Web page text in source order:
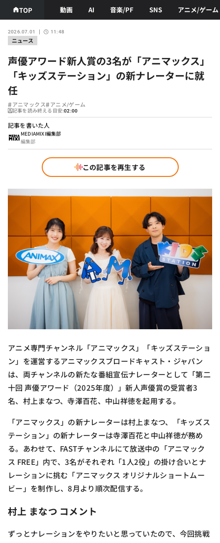
TOP 動画 AI 音楽/PF SNS アニメ/ゲーム
ニュース
2026.07.01 11:48
声優アワード新人賞の3名が「アニマックス」
「キッズステーション」の新ナレーターに就
任
#アニマックス#アニメ/ゲーム
記事を読み終える目安:02:00
記事を書いた人
MEDIAMIXI編集部
編集部
この記事を再生する
アニメ専門チャンネル「アニマックス」「キッズステーショ
ン」を運営するアニマックスブロードキャスト・ジャパン
は、両チャンネルの新たな番組宣伝ナレーターとして「第二
十回 声優アワード（2025年度）」新人声優賞の受賞者3
名、村上まなつ、寺澤百花、中山祥徳を起用する。
「アニマックス」の新ナレーターは村上まなつ、「キッズス
テーション」の新ナレーターは寺澤百花と中山祥徳が務め
る。あわせて、FASTチャンネルにて放送中の「アニマック
ス FREE」内で、3名がそれぞれ「1人2役」の掛け合いとナ
レーションに挑む「アニマックス オリジナルショートムー
ビー」を制作し、8月より順次配信する。
村上 まなつ コメント
ずっとナレーションをやりたいと思っていたので、今回挑戦